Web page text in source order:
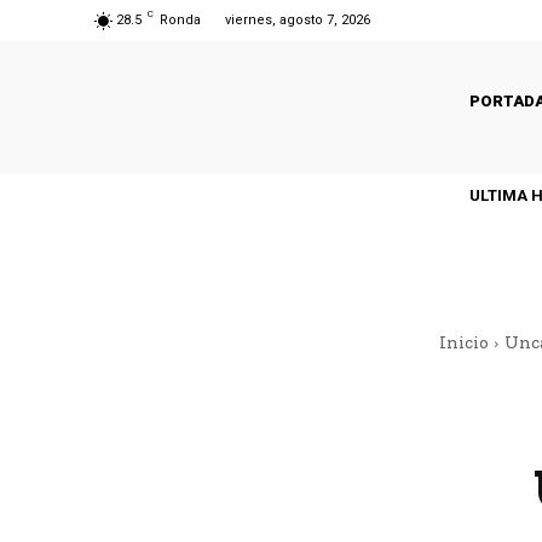
28.5 C Ronda viernes, agosto 7, 2026
ULTIMA
Inicio